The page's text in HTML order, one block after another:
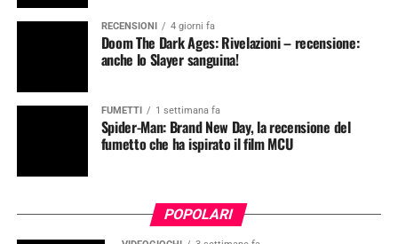
RECENSIONI 4 giorni fa
Doom The Dark Ages: Rivelazioni – recensione:
anche lo Slayer sanguina!
FUMETTI 1 settimana fa
Spider-Man: Brand New Day, la recensione del
fumetto che ha ispirato il film MCU
POPOLARI